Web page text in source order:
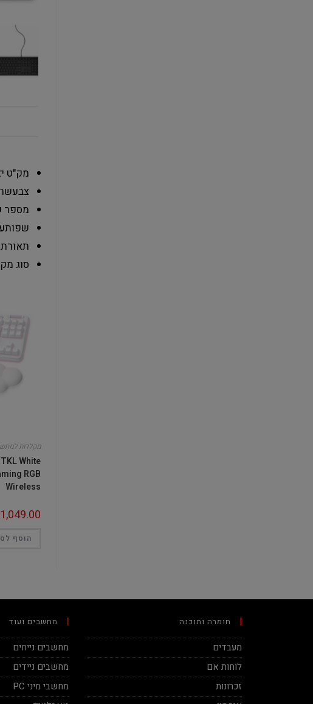
מק"ט
צבע
מספר
שפות
סוג
מקלדות
White
RGB
Wireless
1,049.00
הוסף
חומרה ותוכנה
מעבדים
לוחות אם
זכרונות
מחשבים ועוד
מחשבים נייחים
מחשבים ניידים
מחשבי מיני PC